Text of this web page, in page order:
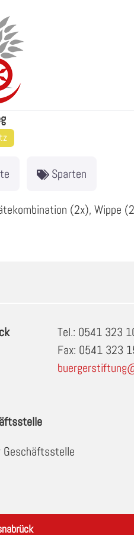
Sparten
(2x), Wippe
Tel.: 0541 323
Fax: 0541 323
Geschäftsstelle